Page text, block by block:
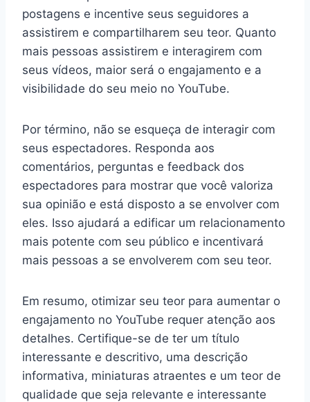
postagens e incentive seus seguidores a
assistirem e compartilharem seu teor. Quanto
mais pessoas assistirem e interagirem com
seus vídeos, maior será o engajamento e a
visibilidade do seu meio no YouTube.
Por término, não se esqueça de interagir com
seus espectadores. Responda aos
comentários, perguntas e feedback dos
espectadores para mostrar que você valoriza
sua opinião e está disposto a se envolver com
eles. Isso ajudará a edificar um relacionamento
mais potente com seu público e incentivará
mais pessoas a se envolverem com seu teor.
Em resumo, otimizar seu teor para aumentar o
engajamento no YouTube requer atenção aos
detalhes. Certifique-se de ter um título
interessante e descritivo, uma descrição
informativa, miniaturas atraentes e um teor de
qualidade que seja relevante e interessante